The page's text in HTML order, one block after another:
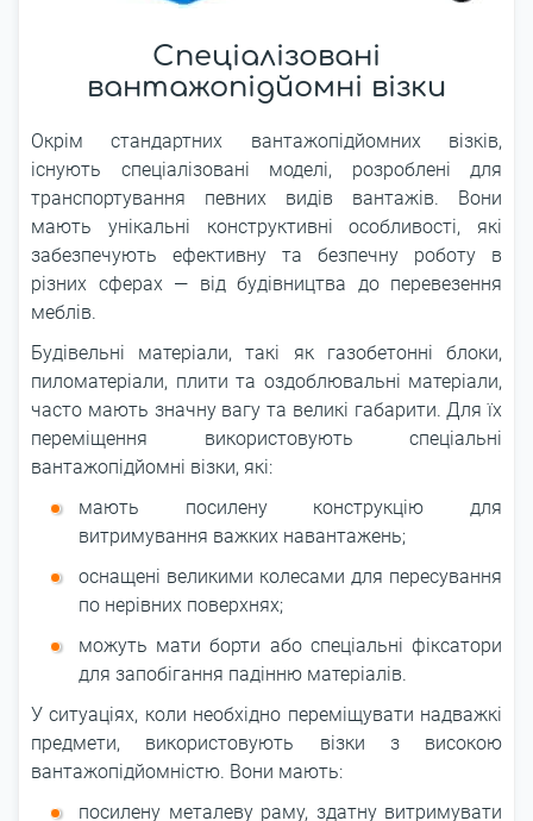
Спеціалізовані
вантажопідйомні візки
Окрім стандартних вантажопідйомних візків,
існують спеціалізовані моделі, розроблені для
транспортування певних видів вантажів. Вони
мають унікальні конструктивні особливості, які
забезпечують ефективну та безпечну роботу в
різних сферах ― від будівництва до перевезення
меблів.
Будівельні матеріали, такі як газобетонні блоки,
пиломатеріали, плити та оздоблювальні матеріали,
часто мають значну вагу та великі габарити. Для їх
переміщення використовують спеціальні
вантажопідйомні візки, які:
мають посилену конструкцію для
витримування важких навантажень;
оснащені великими колесами для пересування
по нерівних поверхнях;
можуть мати борти або спеціальні фіксатори
для запобігання падінню матеріалів.
У ситуаціях, коли необхідно переміщувати надважкі
предмети, використовують візки з високою
вантажопідйомністю. Вони мають:
посилену металеву раму, здатну витримувати